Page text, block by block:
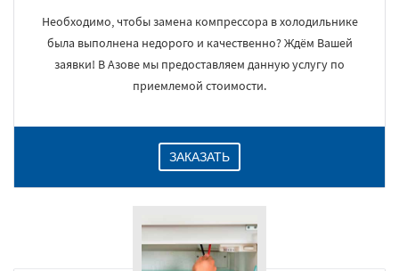
Необходимо, чтобы замена компрессора в холодильнике
была выполнена недорого и качественно? Ждём Вашей
заявки! В Азове мы предоставляем данную услугу по
приемлемой стоимости.
ЗАКАЗАТЬ